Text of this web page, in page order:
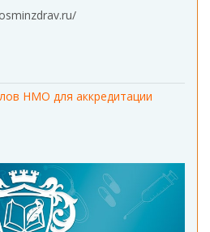
НМО для аккредитации